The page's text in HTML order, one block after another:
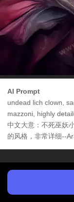
AI Prompt
undead lich clown,
mazzoni, highly
中文大意：不死巫妖
的风格，非常详细--